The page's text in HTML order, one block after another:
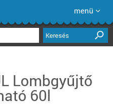
menü
Keresés
Lombgyűjtő
60l